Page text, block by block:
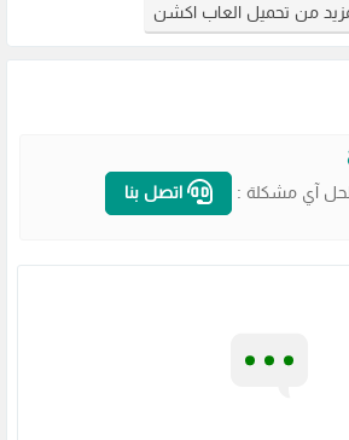
Zero
من ميديا
فاير
مضغوطة
من تحميل العاب اكشن
آي مشكلة : اتصل بنا